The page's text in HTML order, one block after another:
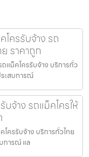
โครรับจ้าง รถ
ราคาถูก
ถแม็คโครรับจ้าง บริการทั่ว
ะสบการณ์
บจ้าง รถแม็คโครให้
โครรับจ้าง บริการทั่วไทย
การณ์ แล